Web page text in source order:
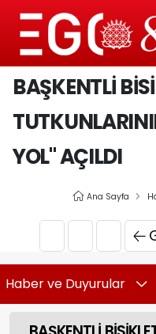
BAŞKENTLİ
YOL" AÇILDI
Ana Sayfa
Haber ve Duyurular